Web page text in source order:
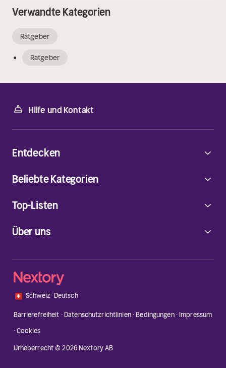
Verwandte Kategorien
Ratgeber
Ratgeber
Hilfe und Kontakt
Über uns
Entdecken
Beliebte Kategorien
Top-Listen
🇨🇭 Schweiz·Deutsch
Barrierefreiheit ·Datenschutzrichtlinien·Bedingungen· Impressum
·Cookies
Urheberrecht © 2026 Nextory AB